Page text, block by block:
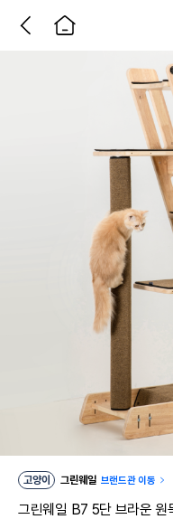
고양이 그린웨일 브랜드관 이동
그린웨일 B7 5단 브라운 원